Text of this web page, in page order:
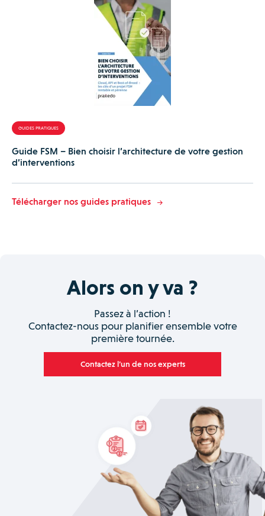
GUIDES PRATIQUES
Guide FSM – Bien choisir l’architecture de votre gestion
d’interventions
Télécharger nos guides pratiques
Alors on y va ?
Passez à l’action !
Contactez-nous pour planifier ensemble votre
première tournée.
Contactez l’un de nos experts